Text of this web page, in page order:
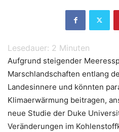
Lesedauer: 2 Minuten
Aufgrund steigender
Marschlandschaften entlang
Landesinnere und könnten
Klimaerwärmung beitragen,
neue Studie der Duke
Veränderungen im